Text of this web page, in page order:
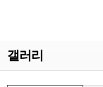
갤러리